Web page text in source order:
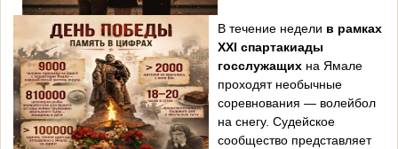
В течение недели в рамках
XXI спартакиады
госслужащих на Ямале
проходят необычные
соревнования — волейбол
на снегу. Судейское
сообщество представляет